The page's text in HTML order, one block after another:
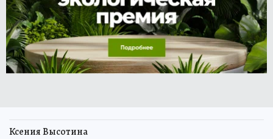
Ксения Высотина